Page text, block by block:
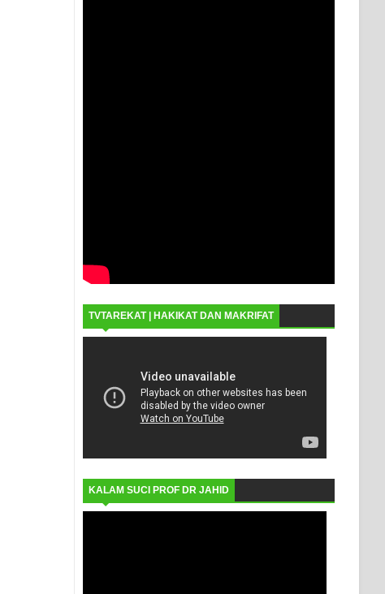
TVTAREKAT | HAKIKAT DAN MAKRIFAT
KALAM SUCI PROF DR JAHID